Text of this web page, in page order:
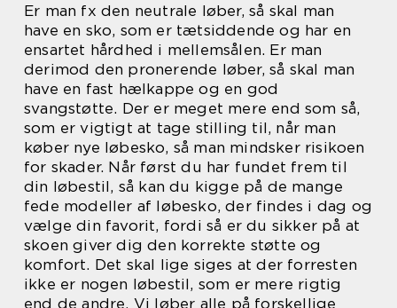
Er man fx den neutrale løber, så skal man
have en sko, som er tætsiddende og har en
ensartet hårdhed i mellemsålen. Er man
derimod den pronerende løber, så skal man
have en fast hælkappe og en god
svangstøtte. Der er meget mere end som så,
som er vigtigt at tage stilling til, når man
køber nye løbesko, så man mindsker risikoen
for skader. Når først du har fundet frem til
din løbestil, så kan du kigge på de mange
fede modeller af løbesko, der findes i dag og
vælge din favorit, fordi så er du sikker på at
skoen giver dig den korrekte støtte og
komfort. Det skal lige siges at der forresten
ikke er nogen løbestil, som er mere rigtig
end de andre. Vi løber alle på forskellige